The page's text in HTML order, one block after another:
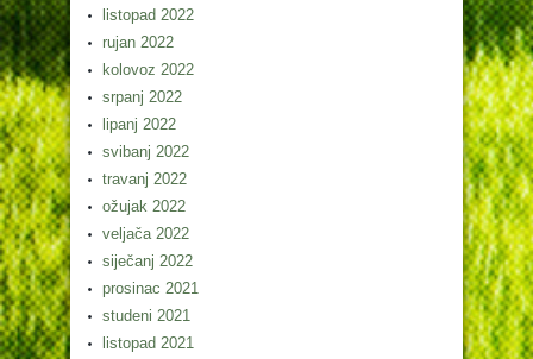
listopad 2022
rujan 2022
kolovoz 2022
srpanj 2022
lipanj 2022
svibanj 2022
travanj 2022
ožujak 2022
veljača 2022
siječanj 2022
prosinac 2021
studeni 2021
listopad 2021